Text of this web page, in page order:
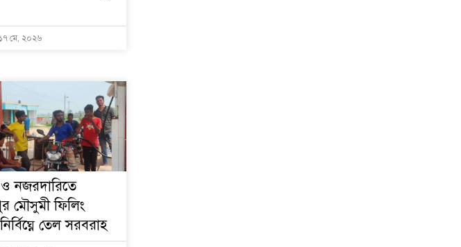
মে, ২০২৬
নজরদারিতে
মৌসুমী ফিলিং
তেল সরবরাহ